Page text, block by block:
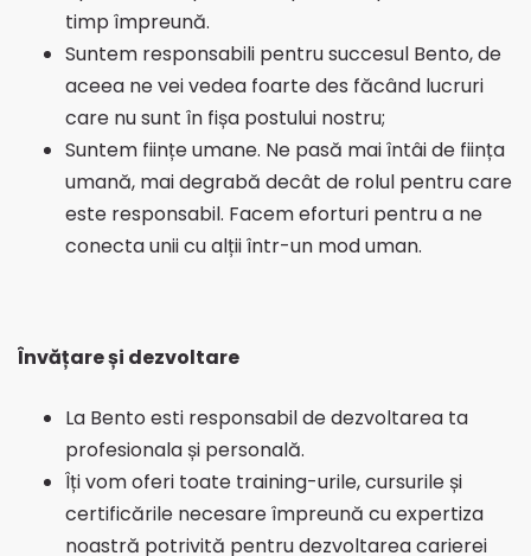
timp împreună.
Suntem responsabili pentru succesul Bento, de
aceea ne vei vedea foarte des făcând lucruri
care nu sunt în fișa postului nostru;
Suntem ființe umane. Ne pasă mai întâi de ființa
umană, mai degrabă decât de rolul pentru care
este responsabil. Facem eforturi pentru a ne
conecta unii cu alții într-un mod uman.
Învățare și dezvoltare
La Bento esti responsabil de dezvoltarea ta
profesionala și personală.
Îți vom oferi toate training-urile, cursurile și
certificările necesare împreună cu expertiza
noastră potrivită pentru dezvoltarea carierei